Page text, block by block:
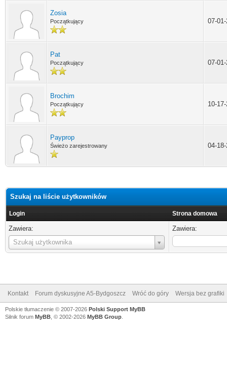
Zosia
Początkujący 07-
Pat
Początkujący 07-
Brochim
Początkujący 10-
Payprop
Świeżo zarejestrowany 04-
Szukaj na liście użytkowników
Login Strona domowa
Zawiera:
Szukaj użytkownika
Login
Zawiera:
Kontakt Forum dyskusyjne A5-Bydgoszcz Wróć do góry Wersja bez grafiki
Polskie tłumaczenie © 2007-2026 Polski Support MyBB
Silnik forum MyBB , © 2002-2026 MyBB Group